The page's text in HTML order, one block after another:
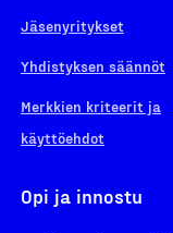
Jäsenyritykset
Yhdistyksen säännöt
Merkkien kriteerit ja
käyttöehdot
Opi ja innostu